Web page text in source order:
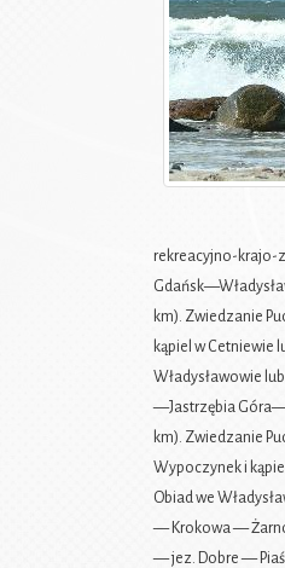
rekreacyjno-krajo-
km). Zwiedzanie
kąpiel w Cetniewie
Władysławowie
—Jastrzębia
km). Zwiedzanie
Wypoczynek i
Obiad we
— Krokowa —
— jez. Dobre —